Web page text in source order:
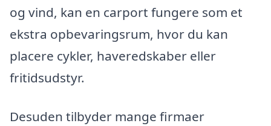
og vind, kan en carport fungere som et
ekstra opbevaringsrum, hvor du kan
placere cykler, haveredskaber eller
fritidsudstyr.
Desuden tilbyder mange firmaer